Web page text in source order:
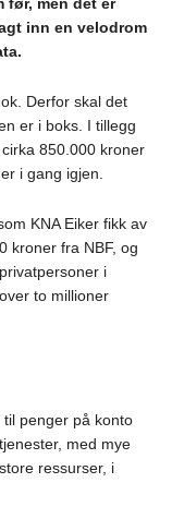
inn en velodrom
Derfor skal det
er i boks. I tillegg
850.000 kroner
i gang igjen.
KNA Eiker fikk av
kroner fra NBF, og
i
to millioner
penger på konto
med mye
ressurser, i